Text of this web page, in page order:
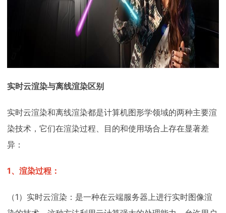
实时云渲染与离线渲染区别
实时云渲染和离线渲染都是计算机图形学领域的两种主要渲
染技术，它们在渲染过程、目的和使用场合上存在显著差
异：
1、渲染过程：
（1）实时云渲染：是一种在云端服务器上进行实时图像渲